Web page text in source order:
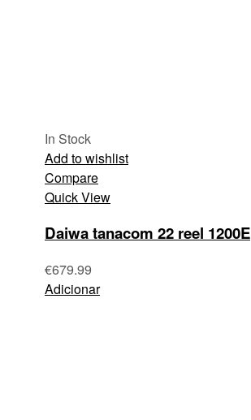
In Stock
Add to wishlist
Compare
Quick View
Daiwa tanacom 22 reel 1200E
€679.99
Adicionar